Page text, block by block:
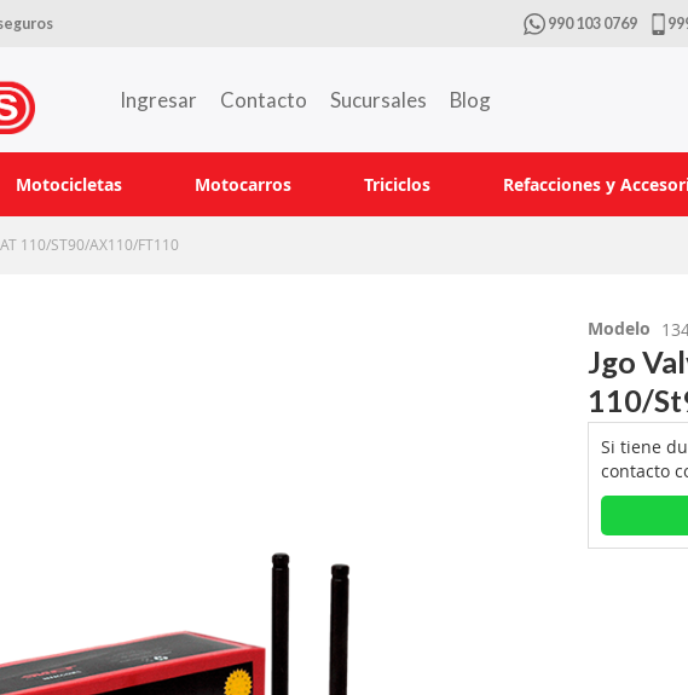
990 103 0769
Ingresar Contacto Sucursales Blog
Motocicletas Motocarros Triciclos Refacciones y
110/ST90/AX110/FT110
Modelo
Jgo
110/
Si tiene
contacto